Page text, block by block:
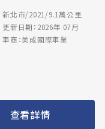
新北市/2021/9.1萬公里
更新日期：2026年 07月
車商：美成國際車業
查看詳情